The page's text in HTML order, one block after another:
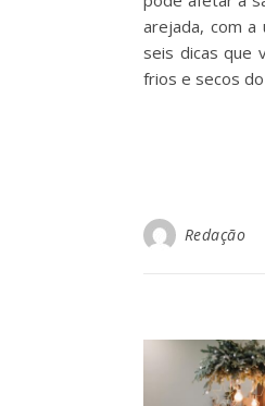
arejada, com a
seis dicas que
frios e secos
Redação